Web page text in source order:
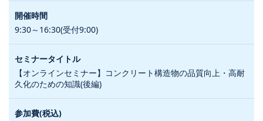
9:30～16:30(受付9:00)
【オンラインセミナー】コンクリート構造物の品質向上・高耐
久化のための知識(後編)